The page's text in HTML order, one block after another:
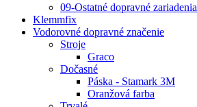
09-Ostatné dopravné zariadenia
Klemmfix
Vodorovné dopravné značenie
Stroje
Graco
Dočasné
Páska - Stamark 3M
Oranžová farba